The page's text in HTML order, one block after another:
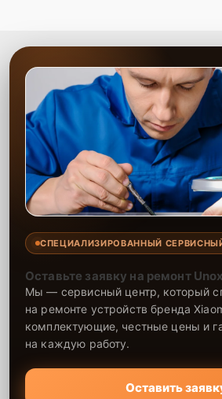
СПЕЦИАЛИЗИРОВАННЫЙ СЕРВИСНЫЙ
Оставьте заявку на ремонт Unox
Мы — сервисный центр, который
на ремонте устройств бренда
комплектующие, честные цены и
на каждую работу.
Оставить